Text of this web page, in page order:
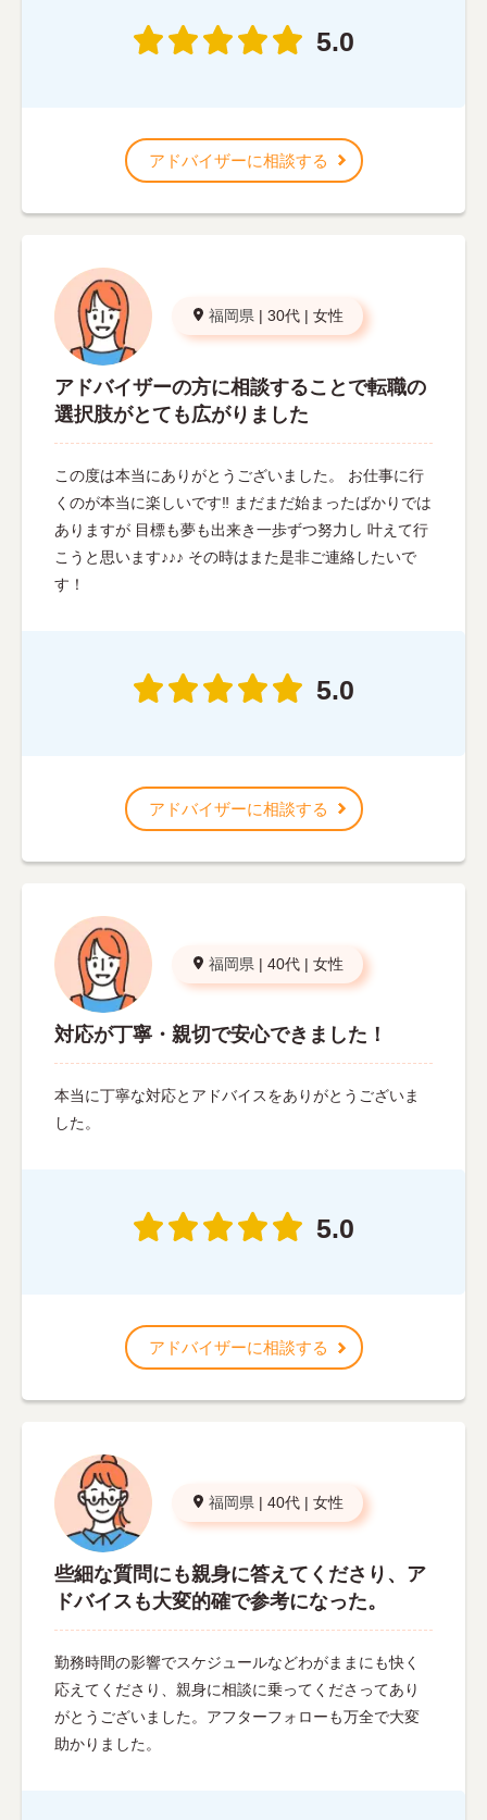
5.0
アドバイザーに相談する
福岡県 | 30代 | 女性
アドバイザーの方に相談することで転職の
選択肢がとても広がりました
この度は本当にありがとうございました。 お仕事に行
くのが本当に楽しいです‼︎ まだまだ始まったばかりでは
ありますが 目標も夢も出来き一歩ずつ努力し 叶えて行
こうと思います♪♪♪ その時はまた是非ご連絡したいで
す！
5.0
アドバイザーに相談する
福岡県 | 40代 | 女性
対応が丁寧・親切で安心できました！
本当に丁寧な対応とアドバイスをありがとうございま
した。
5.0
アドバイザーに相談する
福岡県 | 40代 | 女性
些細な質問にも親身に答えてくださり、ア
ドバイスも大変的確で参考になった。
勤務時間の影響でスケジュールなどわがままにも快く
応えてくださり、親身に相談に乗ってくださってあり
がとうございました。アフターフォローも万全で大変
助かりました。